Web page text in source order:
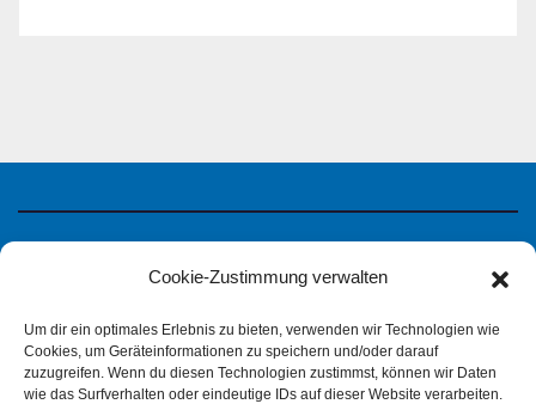
Cookie-Zustimmung verwalten
Um dir ein optimales Erlebnis zu bieten, verwenden wir Technologien wie
Cookies, um Geräteinformationen zu speichern und/oder darauf
zuzugreifen. Wenn du diesen Technologien zustimmst, können wir Daten
wie das Surfverhalten oder eindeutige IDs auf dieser Website verarbeiten.